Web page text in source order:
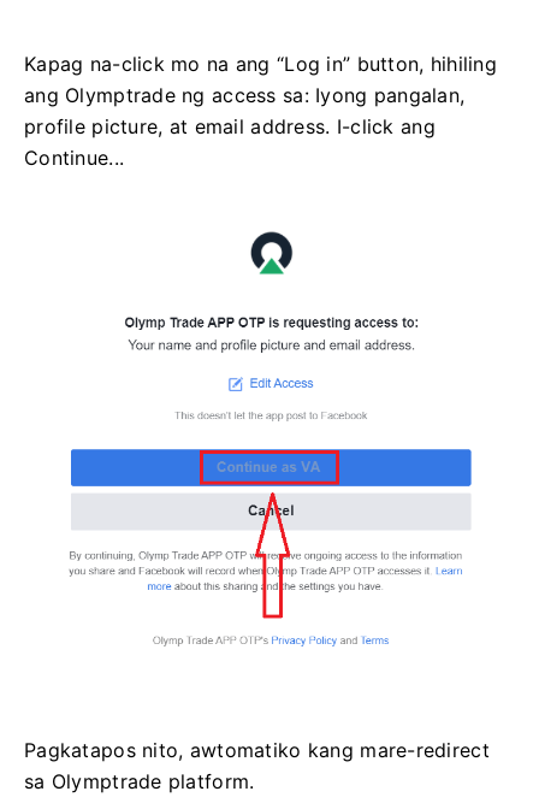
Kapag na-click mo na ang “Log in” button, hihiling
ang Olymptrade ng access sa: Iyong pangalan,
profile picture, at email address. I-click ang
Continue...
Pagkatapos nito, awtomatiko kang mare-redirect
sa Olymptrade platform.